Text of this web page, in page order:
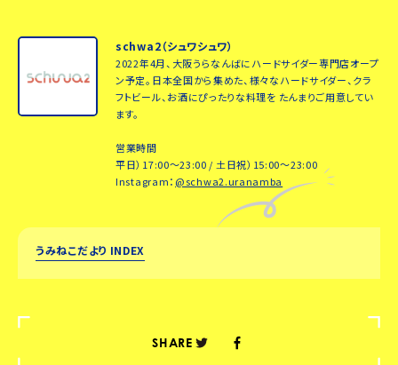
schwa2（シュワシュワ）
2022年4月、大阪うらなんばにハードサイダー専門店オープ
ン予定。日本全国から集めた、様々なハードサイダー、クラ
フトビール、お酒にぴったりな料理を たんまりご用意してい
ます。
営業時間
平日）17:00～23:00 / 土日祝）15:00～23:00
Instagram： @schwa2.uranamba
うみねこだより INDEX
SHARE